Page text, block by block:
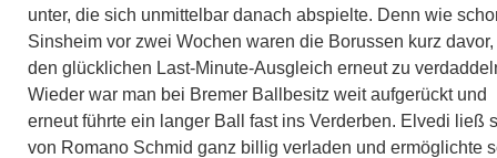
unter, die sich unmittelbar danach abspielte. Denn wie
Sinsheim vor zwei Wochen waren die Borussen kurz davor,
den glücklichen Last-Minute-Ausgleich erneut zu
Wieder war man bei Bremer Ballbesitz weit aufgerückt und
erneut führte ein langer Ball fast ins Verderben. Elvedi ließ
von Romano Schmid ganz billig verladen und ermöglichte